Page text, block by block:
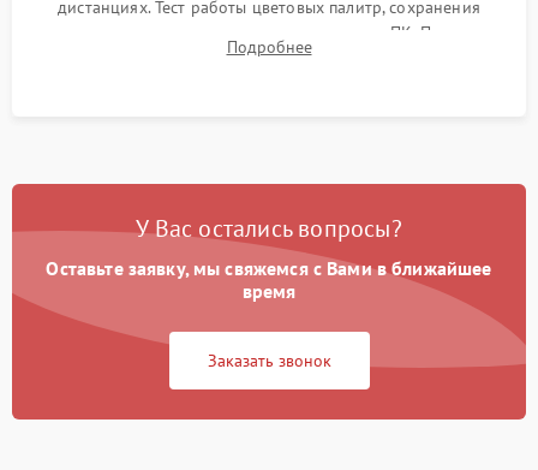
дистанциях. Тест работы цветовых палитр, сохранения
термограмм в память и передачи данных на ПК. Проверка
автономности работы и итоговый контроль качества.
Подробнее
У Вас остались вопросы?
Оставьте заявку, мы свяжемся с Вами в ближайшее
время
Заказать звонок